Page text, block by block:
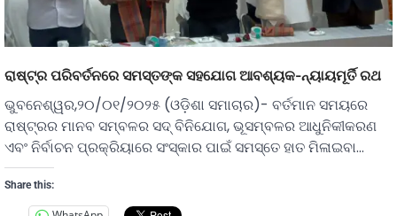
ରାଷ୍ଟ୍ର ପରିବର୍ତନରେ ସମସ୍ତଙ୍କ ସହଯୋଗ ଆବଶ୍ୟକ-ନ୍ୟାୟମୂର୍ତି ରଥ
ଭୁବନେଶ୍ୱର,୨୦/୦୧/୨୦୨୫ (ଓଡ଼ିଶା ସମାଚାର)- ବର୍ତମାନ ସମୟରେ
ରାଷ୍ଟ୍ରର ମାନବ ସମ୍ବଳର ସଦ୍ ବିନିଯୋଗ, ଭୂସମ୍ବଳର ଆଧୁନିକୀକରଣ
ଏବଂ ନିର୍ବାଚନ ପ୍ରକ୍ରିୟାରେ ସଂସ୍କାର ପାଇଁ ସମସ୍ତେ ହାତ ମିଳାଇବା…
Share this: